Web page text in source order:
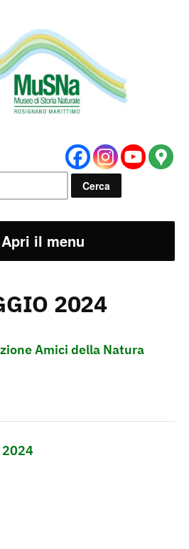
per:
Apri il menu
2024
Amici della Natura
2024